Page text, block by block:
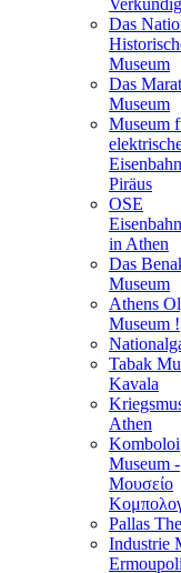
Das
Museum
Das
Museum
Museum
Piräus
OSE
in Athen
Das
Museum
Athens
Museum !
Tabak
Kavala
Athen
Komboloi
Museum -
Μουσείο
Pallas
Industrie